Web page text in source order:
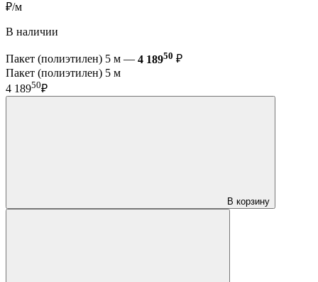
₽/м
В наличии
Пакет (полиэтилен) 5 м — 4 18950 ₽
Пакет (полиэтилен) 5 м
4 18950₽
В корзину